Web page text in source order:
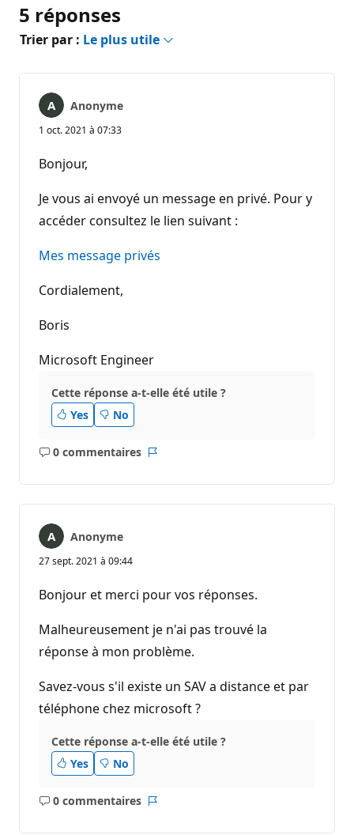
5 réponses
Trier par : Le plus utile
Anonyme
1 oct. 2021 à 07:33
Bonjour,
Je vous ai envoyé un message en privé. Pour y
accéder consultez le lien suivant :
Mes message privés
Cordialement,
Boris
Microsoft Engineer
Cette réponse a-t-elle été utile ?
Yes
No
0 commentaires
Aucun
Anonyme
27 sept. 2021 à 09:44
Bonjour et merci pour vos réponses.
Malheureusement je n'ai pas trouvé la
réponse à mon problème.
Savez-vous s'il existe un SAV a distance et par
téléphone chez microsoft ?
Cette réponse a-t-elle été utile ?
Yes
No
0 commentaires
Aucun